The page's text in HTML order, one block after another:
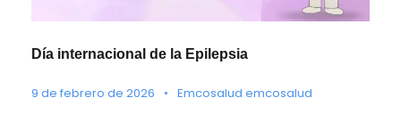
Día internacional de la Epilepsia
9 de febrero de 2026 • Emcosalud emcosalud